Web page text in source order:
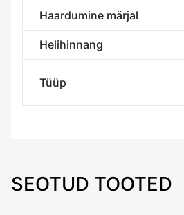
Haardumine märjal
Helihinnang
Tüüp
SEOTUD TOOTED